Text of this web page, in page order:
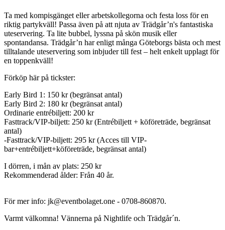
Ta med kompisgänget eller arbetskollegorna och festa loss för en
riktig partykväll! Passa även på att njuta av Trädgår’n's fantastiska
uteservering. Ta lite bubbel, lyssna på skön musik eller
spontandansa. Trädgår’n har enligt många Göteborgs bästa och mest
tilltalande uteservering som inbjuder till fest – helt enkelt upplagt för
en toppenkväll!
Förköp här på tickster:
Early Bird 1: 150 kr (begränsat antal)
Early Bird 2: 180 kr (begränsat antal)
Ordinarie entrébiljett: 200 kr
Fasttrack/VIP-biljett: 250 kr (Entrébiljett + köföreträde, begränsat
antal)
-Fasttrack/VIP-biljett: 295 kr (Acces till VIP-
bar+entrébiljett+köföreträde, begränsat antal)
I dörren, i mån av plats: 250 kr
Rekommenderad ålder: Från 40 år.
För mer info: jk@eventbolaget.one - 0708-860870.
Varmt välkomna! Vännerna på Nightlife och Trädgår´n.